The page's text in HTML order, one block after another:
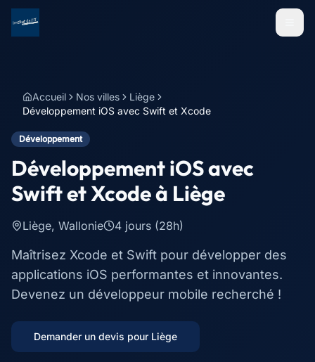
Menu
Accueil Nos villes
Liège
Développement iOS avec Swift et Xcode
Développement
Développement iOS avec
Swift et Xcodeà Liège
Liège, Wallonie 4 jours (28h)
Maîtrisez Xcode et Swift pour développer des
applications iOS performantes et innovantes.
Devenez un développeur mobile recherché !
Demander un devis pour Liège